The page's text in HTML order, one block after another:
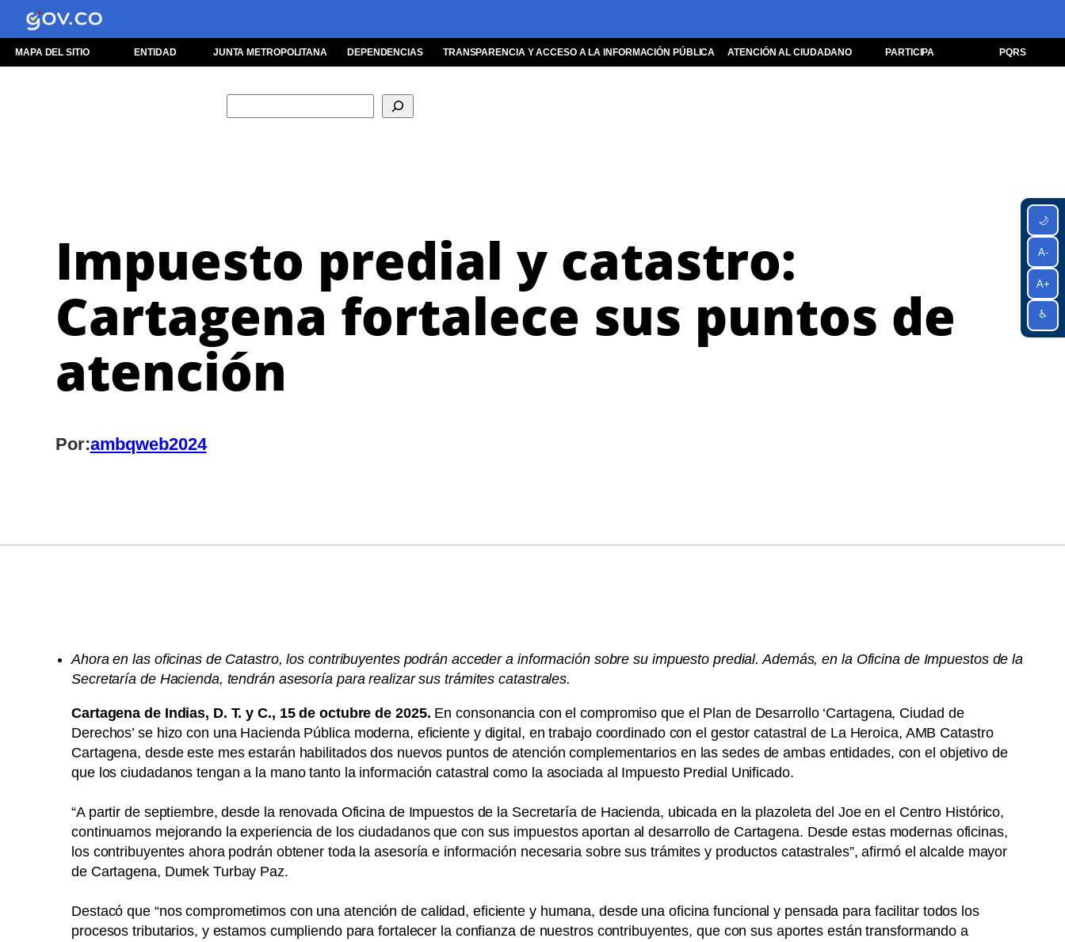
🌙
A-
A+
♿
Saltar
contenido
MAPA DEL SITIO ENTIDAD JUNTA METROPOLITANA DEPENDENCIAS TRANSPARENCIA Y ACCESO A LA INFORMACIÓN PÚBLICA ATENCIÓN AL CIUDADANO PARTICIPA PQRS
Impuesto predial y catastro:
Cartagena fortalece sus puntos de
atención
Por:ambqweb2024
Ahora en las oficinas de Catastro, los contribuyentes podrán acceder a información sobre su impuesto predial. Además, en la Oficina de Impuestos de la
Secretaría de Hacienda, tendrán asesoría para realizar sus trámites catastrales.
Cartagena de Indias, D. T. y C., 15 de octubre de 2025. En consonancia con el compromiso que el Plan de Desarrollo ‘Cartagena, Ciudad de
Derechos’ se hizo con una Hacienda Pública moderna, eficiente y digital, en trabajo coordinado con el gestor catastral de La Heroica, AMB Catastro
Cartagena, desde este mes estarán habilitados dos nuevos puntos de atención complementarios en las sedes de ambas entidades, con el objetivo de
que los ciudadanos tengan a la mano tanto la información catastral como la asociada al Impuesto Predial Unificado.
“A partir de septiembre, desde la renovada Oficina de Impuestos de la Secretaría de Hacienda, ubicada en la plazoleta del Joe en el Centro Histórico,
continuamos mejorando la experiencia de los ciudadanos que con sus impuestos aportan al desarrollo de Cartagena. Desde estas modernas oficinas,
los contribuyentes ahora podrán obtener toda la asesoría e información necesaria sobre sus trámites y productos catastrales”, afirmó el alcalde mayor
de Cartagena, Dumek Turbay Paz.
Destacó que “nos comprometimos con una atención de calidad, eficiente y humana, desde una oficina funcional y pensada para facilitar todos los
procesos tributarios, y estamos cumpliendo para fortalecer la confianza de nuestros contribuyentes, que con sus aportes están transformando a